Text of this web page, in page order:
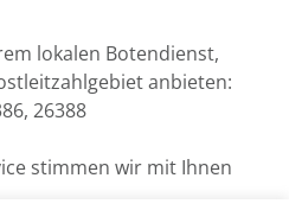
lokalen Botendienst,
anbieten:
26388
stimmen wir mit Ihnen